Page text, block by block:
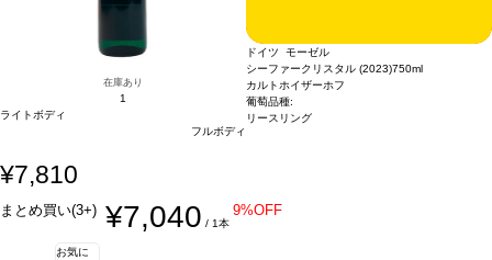
在庫あり
1
ライトボディ
フルボディ
ドイツ モーゼル
シーファークリスタル (2023)750ml
カルトホイザーホフ
葡萄品種:
リースリング
¥7,810
まとめ買い(3+) ¥7,040 / 1本
9%OFF
お気に